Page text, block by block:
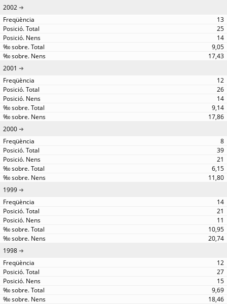
2002
13
25
14
9,05
17,43
2001
12
26
14
9,14
17,86
2000
8
39
21
6,15
11,80
1999
14
21
11
10,95
20,74
1998
12
27
15
9,69
18,46